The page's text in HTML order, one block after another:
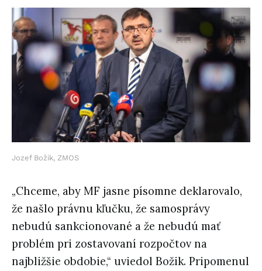
Jozef Božik, ZMOS
„Chceme, aby MF jasne písomne deklarovalo,
že našlo právnu kľučku, že samosprávy
nebudú sankcionované a že nebudú mať
problém pri zostavovaní rozpočtov na
najbližšie obdobie,“ uviedol Božik. Pripomenul